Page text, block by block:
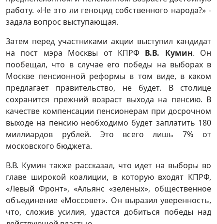
работу. «Не это ли геноцид собственного народа?» -
задала вопрос выступающая.
Затем перед участниками акции выступил кандидат
на пост мэра Москвы от КПРФ В.В. Кумин. Он
пообещал, что в случае его победы на выборах в
Москве пенсионной реформы в том виде, в каком
предлагает правительство, не будет. В столице
сохранится прежний возраст выхода на пенсию. В
качестве компенсации пенсионерам при досрочном
выходе на пенсию необходимо будет заплатить 180
миллиардов рублей. Это всего лишь 7% от
московского бюджета.
В.В. Кумин также рассказал, что идет на выборы во
главе широкой коалиции, в которую входят КПРФ,
«Левый Фронт», «Альянс «зеленых», общественное
объединение «Моссовет». Он выразил уверенность,
что, сложив усилия, удастся добиться победы над